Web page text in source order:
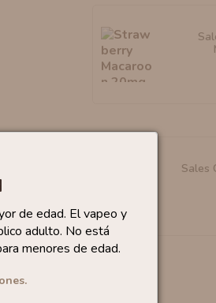
de edad. El vapeo y
adulto. No está
menores de edad.
Sales